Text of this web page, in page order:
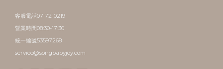
客服電話07-7210219
營業時間08:30-17:30
統一編號53597268
service@songbabyjoy.com